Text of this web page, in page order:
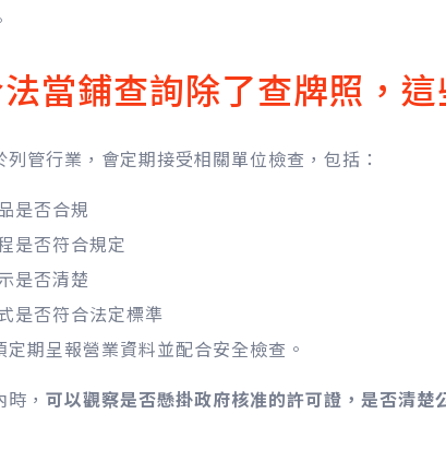
當鋪查詢除了查牌照，
列管行業，會定期接受相關單位檢查，包括：
是否合規
是否符合規定
是否清楚
是否符合法定標準
定期呈報營業資料並配合安全檢查。
， 可以觀察是否懸掛政府核准的許可證，是否清